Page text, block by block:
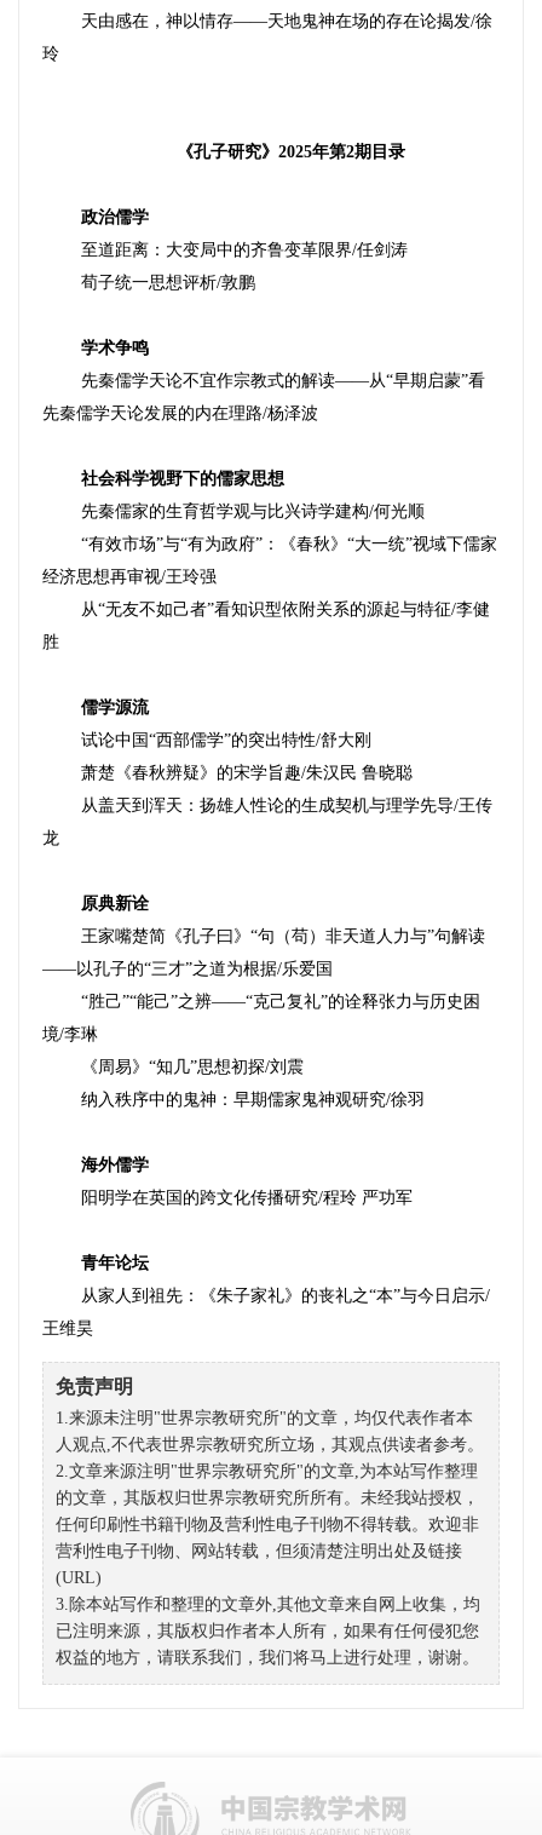
天由感在，神以情存——天地鬼神在场的存在论揭发/徐
玲
《孔子研究》2025年第2期目录
政治儒学
至道距离：大变局中的齐鲁变革限界/任剑涛
荀子统一思想评析/敦鹏
学术争鸣
先秦儒学天论不宜作宗教式的解读——从“早期启蒙”看
先秦儒学天论发展的内在理路/杨泽波
社会科学视野下的儒家思想
先秦儒家的生育哲学观与比兴诗学建构/何光顺
“有效市场”与“有为政府”：《春秋》“大一统”视域下儒家
经济思想再审视/王玲强
从“无友不如己者”看知识型依附关系的源起与特征/李健
胜
儒学源流
试论中国“西部儒学”的突出特性/舒大刚
萧楚《春秋辨疑》的宋学旨趣/朱汉民 鲁晓聪
从盖天到浑天：扬雄人性论的生成契机与理学先导/王传
龙
原典新诠
王家嘴楚简《孔子曰》“句（苟）非天道人力与”句解读
——以孔子的“三才”之道为根据/乐爱国
“胜己”“能己”之辨——“克己复礼”的诠释张力与历史困
境/李琳
《周易》“知几”思想初探/刘震
纳入秩序中的鬼神：早期儒家鬼神观研究/徐羽
海外儒学
阳明学在英国的跨文化传播研究/程玲 严功军
青年论坛
从家人到祖先：《朱子家礼》的丧礼之“本”与今日启示/
王维昊
免责声明
1.来源未注明"世界宗教研究所"的文章，均仅代表作者本
人观点,不代表世界宗教研究所立场，其观点供读者参考。
2.文章来源注明"世界宗教研究所"的文章,为本站写作整理
的文章，其版权归世界宗教研究所所有。未经我站授权，
任何印刷性书籍刊物及营利性电子刊物不得转载。欢迎非
营利性电子刊物、网站转载，但须清楚注明出处及链接
(URL)
3.除本站写作和整理的文章外,其他文章来自网上收集，均
已注明来源，其版权归作者本人所有，如果有任何侵犯您
权益的地方，请联系我们，我们将马上进行处理，谢谢。